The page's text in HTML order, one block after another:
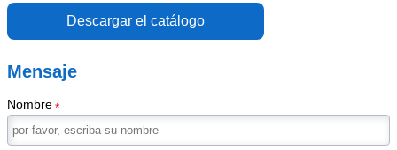
Descargar el catálogo
Mensaje
Nombre*